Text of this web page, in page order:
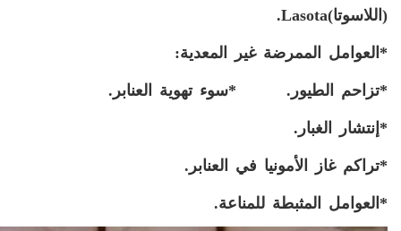
(اللاسوتا).Lasota
*العوامل الممرضة غير المعدية:
*تزاحم الطيور. *سوء تهوية العنابر.
*إنتشار الغبار.
*تراكم غاز الأمونيا في العنابر.
*العوامل المثبطة للمناعة.